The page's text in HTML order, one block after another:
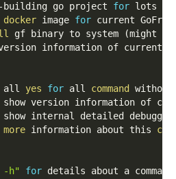
go project
for lots of
docker image for current
gf binary to system (might
information of current
all
yes for all command
without
show version information of
show internal detailed
more information about this
-h" for details about a